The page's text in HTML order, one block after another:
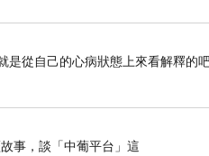
從自己的心病狀態上來看解釋的
，談「中葡平台」這